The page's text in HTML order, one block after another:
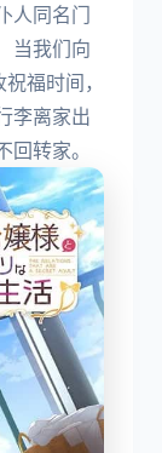
人同名门
当我们向
福时间，
李离家出
转家。